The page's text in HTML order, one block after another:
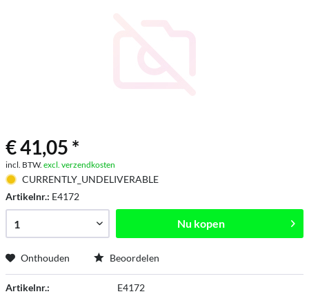
€ 41,05 *
incl. BTW. excl. verzendkosten
CURRENTLY_UNDELIVERABLE
Artikelnr.: E4172
Nu kopen
Onthouden Beoordelen
Artikelnr.: E4172